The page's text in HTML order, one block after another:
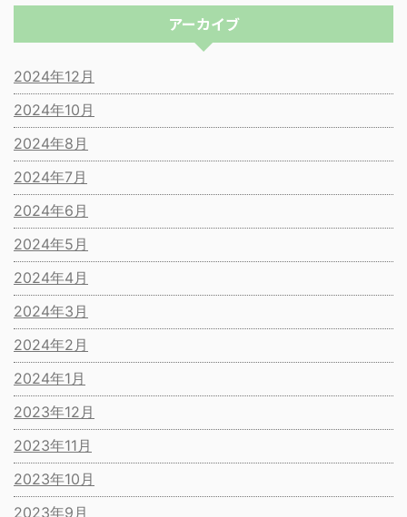
アーカイブ
2024年12月
2024年10月
2024年8月
2024年7月
2024年6月
2024年5月
2024年4月
2024年3月
2024年2月
2024年1月
2023年12月
2023年11月
2023年10月
2023年9月